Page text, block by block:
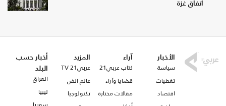
اتفاق غزة
الأخبار
سياسة
تغطيات
اقتصاد
آراء
كتاب عربي21
قضايا وآراء
مقالات مختارة
المزيد
عربي21 TV
عالم الفن
تكنولوجيا
أخبار حسب
البلد
العراق
ليبيا